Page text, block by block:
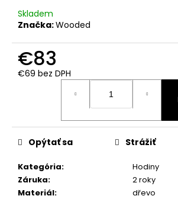
Skladem
Značka:Wooded
€83
€69 bez DPH
Jednotková
Kategória:
Hodiny
Záruka:
2 roky
Materiál:
dřevo
Opýtať sa Strážiť